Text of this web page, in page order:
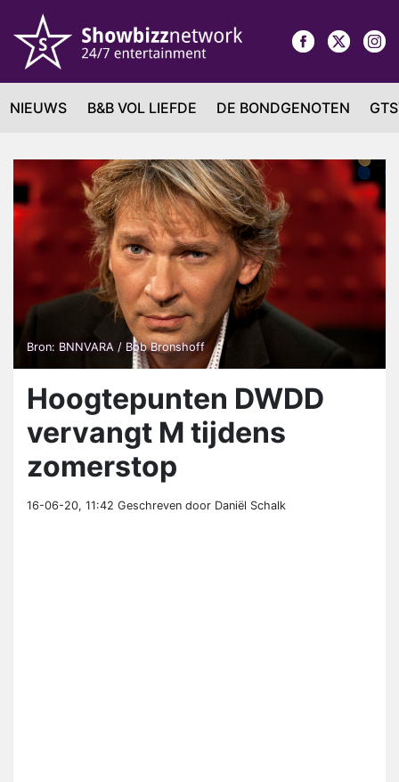
NIEUWS B&B VOL LIEFDE DE BONDGENOTEN
Bron: BNNVARA / Bob Bronshoff
Hoogtepunten DWDD
vervangt M tijdens
zomerstop
16-06-20, 11:42 Geschreven door Daniël Schalk